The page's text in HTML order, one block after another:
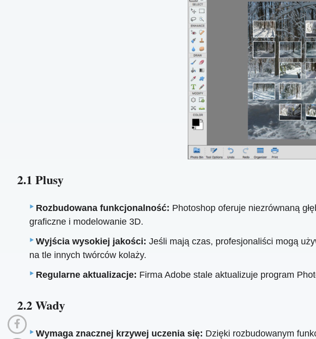
2.1 Plusy
Rozbudowana funkcjonalność: Photoshop oferuje niezrównaną
graficzne i modelowanie 3D.
Wyjścia wysokiej jakości: Jeśli mają czas, profesjonaliści mogą
na tle innych twórców kolaży.
Regularne aktualizacje: Firma Adobe stale aktualizuje program
2.2 Wady
Wymaga znacznej krzywej uczenia się: Dzięki rozbudowanym